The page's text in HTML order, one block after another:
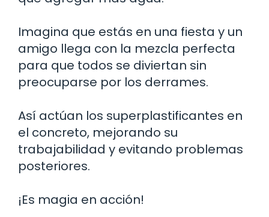
Imagina que estás en una fiesta y un
amigo llega con la mezcla perfecta
para que todos se diviertan sin
preocuparse por los derrames.
Así actúan los superplastificantes en
el concreto, mejorando su
trabajabilidad y evitando problemas
posteriores.
¡Es magia en acción!